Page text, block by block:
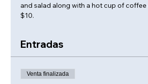
and salad along with a hot cup of
$10.
Entradas
Venta finalizada